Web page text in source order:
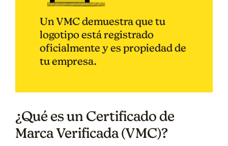
Un VMC demuestra que tu
logotipo está registrado
oficialmente y es propiedad de
tu empresa.
¿Qué es un Certificado de
Marca Verificada (VMC)?